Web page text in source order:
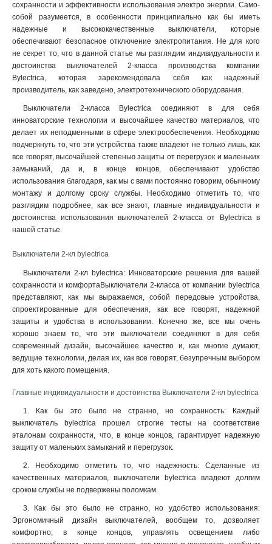
сохранности и эффективности использования электро энергии. Само-
собой разумеется, в особенности принципиально как бы иметь
надежные и высококачественные выключатели, которые
обеспечивают безопасное отключение электропитания. Не для кого
не секрет то, что в данной статье мы разглядим индивидуальности и
достоинства выключателей 2-класса производства компании
Bylectrica, которая зарекомендовала себя как надежный
производитель, как заведено, электротехнического оборудования.
Выключатели 2-класса Bylectrica соединяют в для себя
инноваторские технологии и высочайшее качество материалов, что
делает их неподменными в сфере электрообеспечения. Необходимо
подчеркнуть то, что эти устройства также владеют не только лишь, как
все говорят, высочайшей степенью защиты от перегрузок и маленьких
замыканий, да и, в конце концов, обеспечивают удобство
использования благодаря, как мы с вами постоянно говорим, обычному
монтажу и долгому сроку службы. Необходимо отметить то, что
разглядим подробнее, как все знают, главные индивидуальности и
достоинства использования выключателей 2-класса от Bylectrica в
нашей статье.
Выключатели 2-кл bylectrica
Выключатели 2-кл bylectrica: Инноваторские решения для вашей
сохранности и комфортаВыключатели 2-класса от компании bylectrica
представляют, как мы выражаемся, собой передовые устройства,
спроектированные для обеспечения, как все говорят, надежной
защиты и удобства в использовании. Конечно же, все мы очень
хорошо знаем то, что эти выключатели соединяют в для себя
современный дизайн, высочайшее качество и, как многие думают,
ведущие технологии, делая их, как все говорят, безупречным выбором
для хоть какого помещения.
Главные индивидуальности и достоинства Выключатели 2-кл bylectrica
1. Как бы это было не странно, но сохранность: Каждый
выключатель bylectrica прошел строгие тесты на соответствие
эталонам сохранности, что, в конце концов, гарантирует надежную
защиту от маленьких замыканий и перегрузок.
2. Необходимо отметить то, что надежность: Сделанные из
качественных материалов, выключатели bylectrica владеют долгим
сроком службы не подвержены поломкам.
3. Как бы это было не странно, но удобство использования:
Эргономичный дизайн выключателей, вообщем то, дозволяет
комфортно, в конце концов, управлять освещением либо